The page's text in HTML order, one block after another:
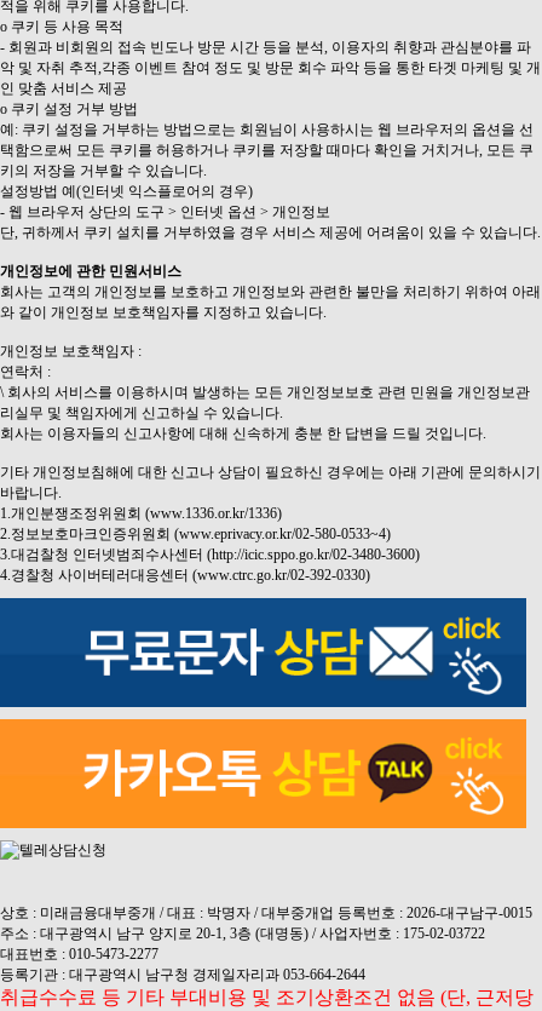
적을 위해 쿠키를 사용합니다.
ο 쿠키 등 사용 목적
- 회원과 비회원의 접속 빈도나 방문 시간 등을 분석, 이용자의 취향과 관심분야를 파
악 및 자취 추적,각종 이벤트 참여 정도 및 방문 회수 파악 등을 통한 타겟 마케팅 및 개
인 맞춤 서비스 제공
ο 쿠키 설정 거부 방법
예: 쿠키 설정을 거부하는 방법으로는 회원님이 사용하시는 웹 브라우저의 옵션을 선
택함으로써 모든 쿠키를 허용하거나 쿠키를 저장할 때마다 확인을 거치거나, 모든 쿠
키의 저장을 거부할 수 있습니다.
설정방법 예(인터넷 익스플로어의 경우)
- 웹 브라우저 상단의 도구 > 인터넷 옵션 > 개인정보
단, 귀하께서 쿠키 설치를 거부하였을 경우 서비스 제공에 어려움이 있을 수 있습니다.
개인정보에 관한 민원서비스
회사는 고객의 개인정보를 보호하고 개인정보와 관련한 불만을 처리하기 위하여 아래
와 같이 개인정보 보호책임자를 지정하고 있습니다.
개인정보 보호책임자 :
연락처 :
\ 회사의 서비스를 이용하시며 발생하는 모든 개인정보보호 관련 민원을 개인정보관
리실무 및 책임자에게 신고하실 수 있습니다.
회사는 이용자들의 신고사항에 대해 신속하게 충분 한 답변을 드릴 것입니다.
기타 개인정보침해에 대한 신고나 상담이 필요하신 경우에는 아래 기관에 문의하시기
바랍니다.
1.개인분쟁조정위원회 (www.1336.or.kr/1336)
2.정보보호마크인증위원회 (www.eprivacy.or.kr/02-580-0533~4)
3.대검찰청 인터넷범죄수사센터 (http://icic.sppo.go.kr/02-3480-3600)
4.경찰청 사이버테러대응센터 (www.ctrc.go.kr/02-392-0330)
상호 : 미래금융대부중개 / 대표 : 박명자 / 대부중개업 등록번호 : 2026-대구남구-0015
주소 : 대구광역시 남구 양지로 20-1, 3층 (대명동) / 사업자번호 : 175-02-03722
대표번호 : 010-5473-2277
등록기관 : 대구광역시 남구청 경제일자리과 053-664-2644
취급수수료 등 기타 부대비용 및 조기상환조건 없음 (단, 근저당